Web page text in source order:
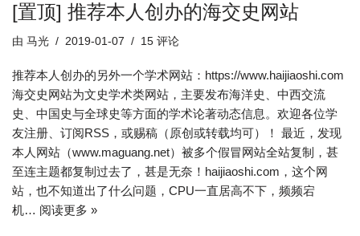
[置顶] 推荐本人创办的海交史网站
由 马光 2019-01-07 15 评论
推荐本人创办的另外一个学术网站：https://www.haijiaoshi.com
海交史网站为文史学术类网站，主要发布海洋史、中西交流
史、中国史与全球史等方面的学术论著动态信息。欢迎各位学
友注册、订阅RSS，或赐稿（原创或转载均可）！ 最近，发现
本人网站（www.maguang.net）被多个假冒网站全站复制，甚
至连主题都复制过去了，甚是无奈！haijiaoshi.com，这个网
站，也不知道出了什么问题，CPU一直居高不下，频频宕
机… 阅读更多 »